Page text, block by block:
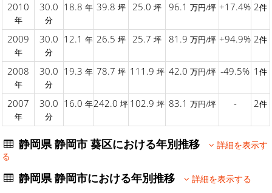
2010
年
30.0
分
18.8 年 39.8 坪 25.0 坪 96.1 万円/坪 +17.4% 2件
2009
年
30.0
分
12.1 年 26.5 坪 25.7 坪 81.9 万円/坪 +94.9% 2件
2008
年
30.0
分
19.3 年 78.7 坪 111.9 坪 42.0 万円/坪 -49.5% 1 件
2007
年
30.0
分
16.0 年242.0 坪 102.9 坪 83.1 万円/坪 - 2件
静岡県 静岡市 葵区における年別推移
詳細を表示す
る
静岡県 静岡市における年別推移 詳細を表示する